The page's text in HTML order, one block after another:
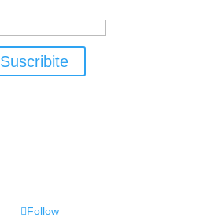
Suscribite
Follow